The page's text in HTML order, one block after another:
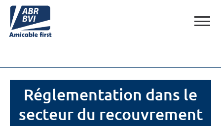
Réglementation dans le
secteur du recouvrement